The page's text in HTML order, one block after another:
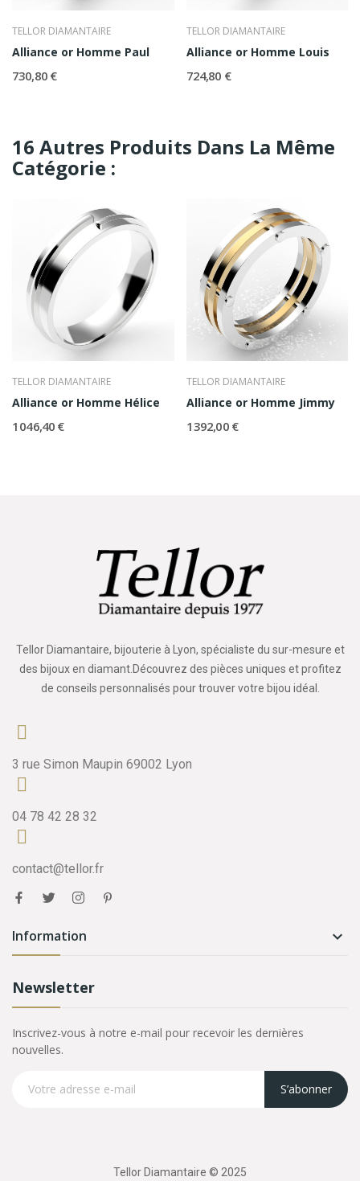
TELLOR DIAMANTAIRE
Alliance or Homme Paul
730,80 €
TELLOR DIAMANTAIRE
Alliance or Homme Louis
724,80 €
16 Autres Produits Dans La Même
Catégorie :
TELLOR DIAMANTAIRE
Alliance or Homme Hélice
1 046,40 €
TELLOR DIAMANTAIRE
Alliance or Homme Jimmy
1 392,00 €
Tellor Diamantaire, bijouterie à Lyon, spécialiste du sur-mesure et
des bijoux en diamant.Découvrez des pièces uniques et profitez
de conseils personnalisés pour trouver votre bijou idéal.
3 rue Simon Maupin 69002 Lyon
04 78 42 28 32
contact@tellor.fr
Information 
Newsletter
Inscrivez-vous à notre e-mail pour recevoir les dernières
nouvelles.
S’abonner
Tellor Diamantaire © 2025